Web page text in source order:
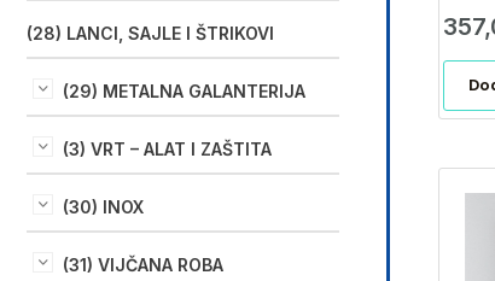
(28) LANCI, SAJLE I ŠTRIKOVI
(29) METALNA GALANTERIJA
(3) VRT – ALAT I ZAŠTITA
(30) INOX
(31) VIJČANA ROBA